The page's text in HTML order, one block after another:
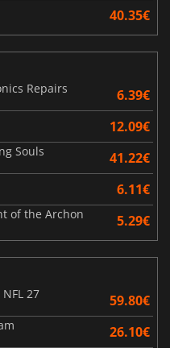
40.35€
Repairs
6.39€
12.09€
Souls 41.22€
6.11€
of the Archon 5.29€
NFL 27
59.80€
26.10€